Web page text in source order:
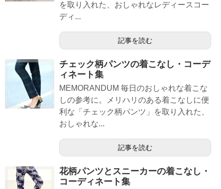
を取り入れた、おしゃれなレディースコー
ディ...
記事を読む
チェック柄パンツの着こなし・コーデ
ィネート集
MEMORANDUM 毎日のおしゃれな着こな
しの参考に。メリハリのある着こなしに便
利な「チェック柄パンツ」を取り入れた、
おしゃれな...
記事を読む
花柄パンツとスニーカーの着こなし・
コーディネート集